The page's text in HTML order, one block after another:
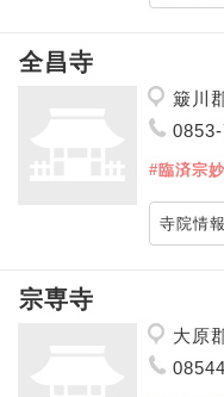
全昌寺
簸川
#臨済宗
寺院情
宗専寺
大原